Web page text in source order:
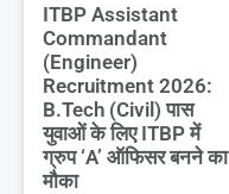
ITBP Assistant
Commandant
(Engineer)
Recruitment 2026:
B.Tech (Civil) पास
युवाओं के लिए ITBP में
ग्रुप ‘A’ ऑफिसर बनने का
मौका